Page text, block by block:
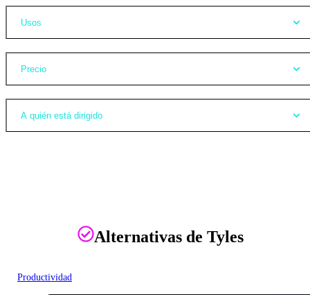
Usos
Precio
A quién está dirigido
Alternativas de Tyles
Productividad